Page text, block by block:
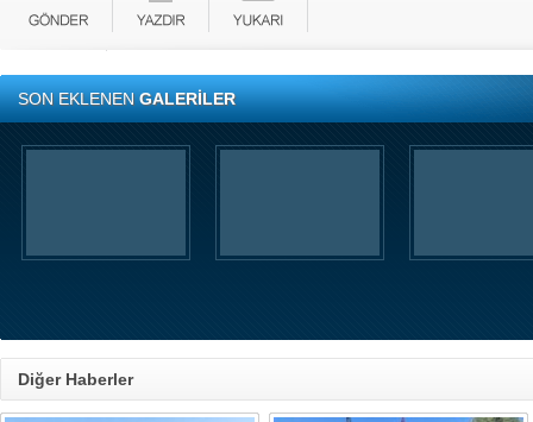
SON EKLENENGALERİLER
Diğer Haberler